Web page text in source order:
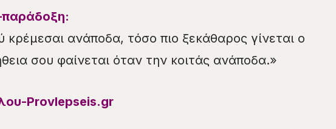
κρέμεσαι ανάποδα, τόσο πιο ξεκάθαρος γίνεται ο
σου φαίνεται όταν την κοιτάς ανάποδα.»
Provlepseis.gr